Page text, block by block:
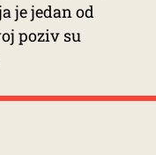
je jedan od
poziv su